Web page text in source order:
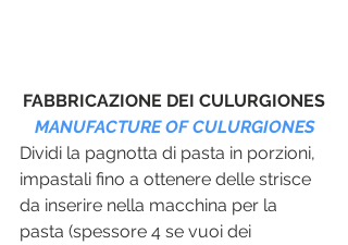
FABBRICAZIONE DEI CULURGIONES
MANUFACTURE OF CULURGIONES
Dividi la pagnotta di pasta in porzioni,
impastali fino a ottenere delle strisce
da inserire nella macchina per la
pasta (spessore 4 se vuoi dei